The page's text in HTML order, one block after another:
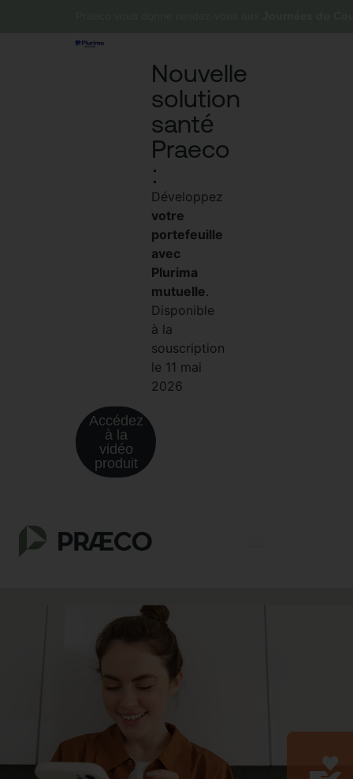
Nouvelle
solution
santé
Praeco
:
Développez
votre
portefeuille
avec
Plurima
mutuelle.
Disponible
à la
souscription
le 11 mai
2026
Accédez
à la
vidéo
produit